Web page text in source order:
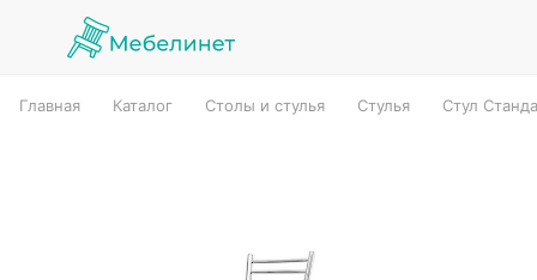
Главная Каталог Столы и стулья Стулья Стул